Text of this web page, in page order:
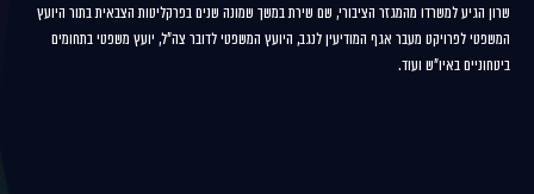
שרון הגיע למשרדו מהמגזר הציבורי, שם שירת במשך שמונה שנים בפרקליטות הצבאית בתור היועץ
המשפטי לפרויקט מעבר אגף המודיעין לנגב, היועץ המשפטי לדובר צה"ל, יועץ משפטי בתחומים
ביטחוניים באיו"ש ועוד.